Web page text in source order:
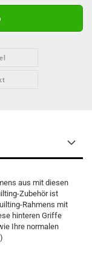
aus mit diesen
Zubehör ist
Rahmens mit
hinteren Griffe
Ihre normalen